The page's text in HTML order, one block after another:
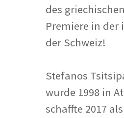
des
Premiere in
der Schweiz!
Stefanos
wurde 1998 in
schaffte 2017